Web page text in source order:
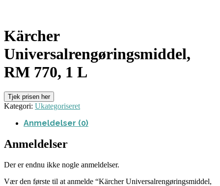
Kärcher
Universalrengøringsmiddel,
RM 770, 1 L
Tjek prisen her
Kategori: Ukategoriseret
Anmeldelser (0)
Anmeldelser
Der er endnu ikke nogle anmeldelser.
Vær den første til at anmelde “Kärcher Universalrengøringsmiddel,